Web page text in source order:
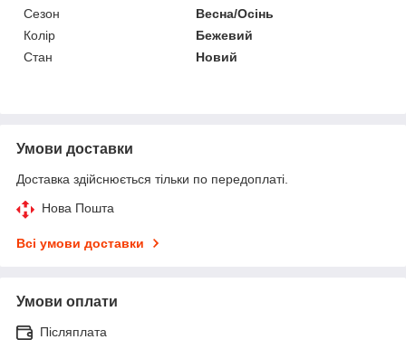
Сезон
Весна/Осінь
Колір
Бежевий
Стан
Новий
Умови доставки
Доставка здійснюється тільки по передоплаті.
Нова Пошта
Всі умови доставки
Умови оплати
Післяплата